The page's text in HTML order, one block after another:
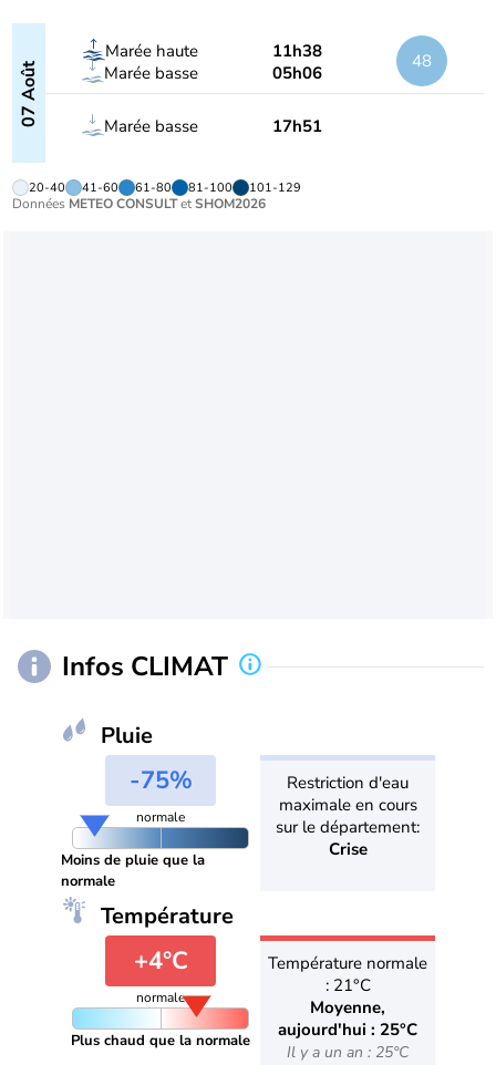
07 Août
Marée haute
Marée basse
11h38
05h06
48
Marée basse 17h51
20-40 41-60 61-80 81-100 101-129
Données METEO CONSULTetSHOM2026
Infos CLIMAT
Pluie
-75%
normale
Moins de pluie que la
normale
Restriction d'eau
maximale en cours
sur le département:
Crise
Température
+4°C
normale
Plus chaud que la normale
Température normale
: 21°C
Moyenne,
aujourd'hui : 25°C
Il y a un an : 25°C